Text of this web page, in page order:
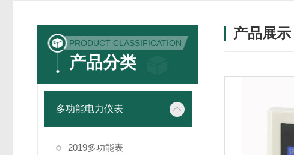
PRODUCT CLASSIFICATION
产品分类
多功能电力仪表
2019多功能表
产品展示